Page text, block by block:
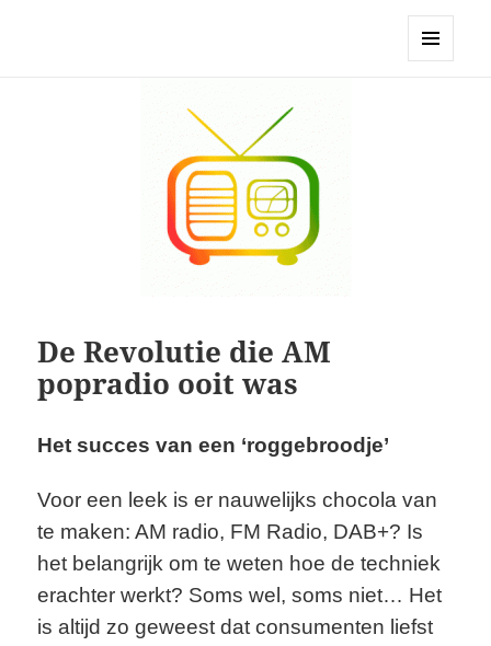
De Revolutie die AM
popradio ooit was
Het succes van een ‘roggebroodje’
Voor een leek is er nauwelijks chocola van
te maken: AM radio, FM Radio, DAB+? Is
het belangrijk om te weten hoe de techniek
erachter werkt? Soms wel, soms niet… Het
is altijd zo geweest dat consumenten liefst